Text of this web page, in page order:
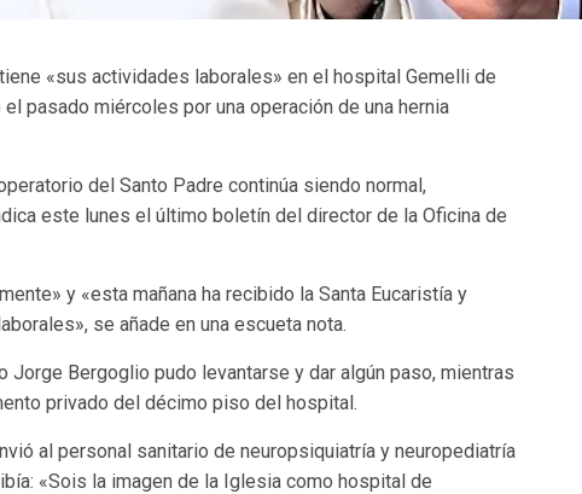
«sus actividades laborales» en el hospital Gemelli de
pasado miércoles por una operación de una hernia
del Santo Padre continúa siendo normal,
este lunes el último boletín del director de la Oficina de
y «esta mañana ha recibido la Santa Eucaristía y
se añade en una escueta nota.
Jorge Bergoglio pudo levantarse y dar algún paso, mientras
privado del décimo piso del hospital.
al personal sanitario de neuropsiquiatría y neuropediatría
«Sois la imagen de la Iglesia como hospital de